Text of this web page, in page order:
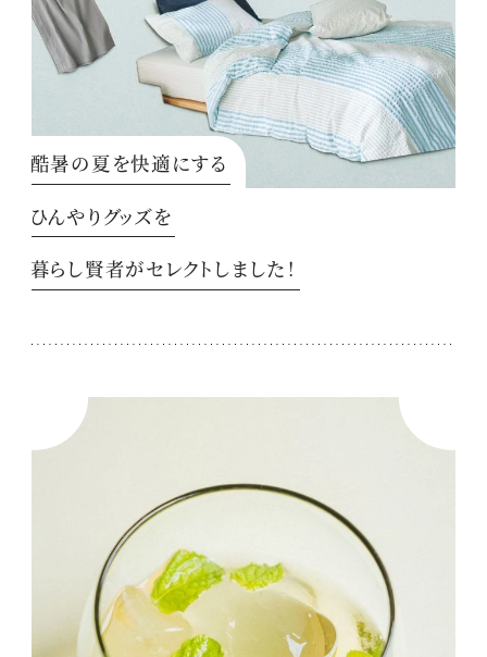
酷暑の夏を快適にする
ひんやりグッズを
暮らし賢者がセレクトしました！